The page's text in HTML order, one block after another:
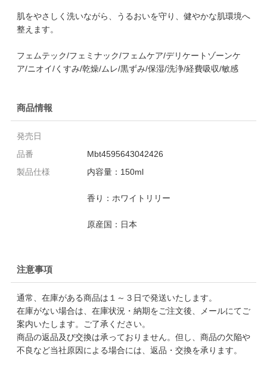
肌をやさしく洗いながら、うるおいを守り、健やかな肌環境へ
整えます。
フェムテック/フェミナック/フェムケア/デリケートゾーンケ
ア/ニオイ/くすみ/乾燥/ムレ/黒ずみ/保湿/洗浄/経費吸収/敏感
商品情報
発売日
品番
Mbt4595643042426
製品仕様
内容量：150ml
香り：ホワイトリリー
原産国：日本
注意事項
通常、在庫がある商品は１～３日で発送いたします。
在庫がない場合は、在庫状況・納期をご注文後、メールにてご
案内いたします。ご了承ください。
商品の返品及び交換は承っておりません。但し、商品の欠陥や
不良など当社原因による場合には、返品・交換を承ります。